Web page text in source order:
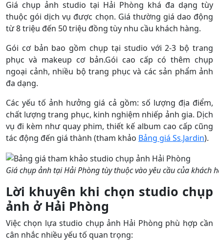
Giá chụp ảnh studio tại Hải Phòng khá đa dạng tùy
thuộc gói dịch vụ được chọn. Giá thường giá dao động
từ 8 triệu đến 50 triệu đồng tùy nhu cầu khách hàng.
Gói cơ bản bao gồm chụp tại studio với 2-3 bộ trang
phục và makeup cơ bản.Gói cao cấp có thêm chụp
ngoại cảnh, nhiều bộ trang phục và các sản phẩm ảnh
đa dạng.
Các yếu tố ảnh hưởng giá cả gồm: số lượng địa điểm,
chất lượng trang phục, kinh nghiệm nhiếp ảnh gia. Dịch
vụ đi kèm như quay phim, thiết kế album cao cấp cũng
tác động đến giá thành (tham khảo Bảng giá Ss.Jardin).
Giá chụp ảnh tại Hải Phòng tùy thuộc vào yêu cầu của khách
Lời khuyên khi chọn studio chụp
ảnh ở Hải Phòng
Việc chọn lựa studio chụp ảnh Hải Phòng phù hợp cần
cân nhắc nhiều yếu tố quan trọng: